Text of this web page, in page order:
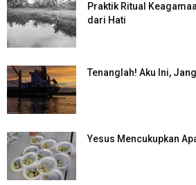
Praktik Ritual
dari Hati
Tenanglah! Aku Ini,
Yesus Mencukupkan